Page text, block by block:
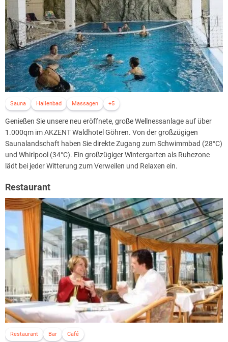
Sauna Hallenbad Massagen +5
Genießen Sie unsere neu eröffnete, große Wellnessanlage auf über
1.000qm im AKZENT Waldhotel Göhren. Von der großzügigen
Saunalandschaft haben Sie direkte Zugang zum Schwimmbad (28°C)
und Whirlpool (34°C). Ein großzügiger Wintergarten als Ruhezone
lädt bei jeder Witterung zum Verweilen und Relaxen ein.
Restaurant
Restaurant Bar Café